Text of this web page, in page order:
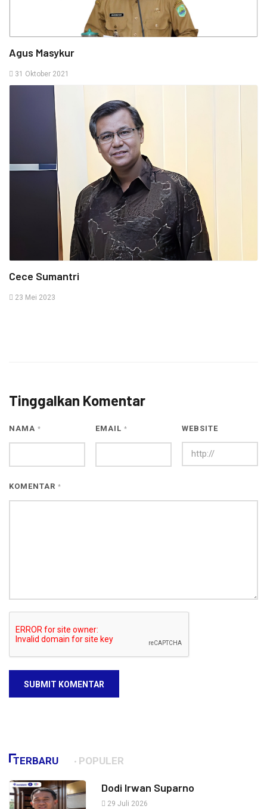
Agus Masykur
31 Oktober 2021
Cece Sumantri
23 Mei 2023
Tinggalkan Komentar
NAMA * EMAIL * WEBSITE
KOMENTAR *
SUBMIT KOMENTAR
TERBARU POPULER
Dodi Irwan Suparno
29 Juli 2026